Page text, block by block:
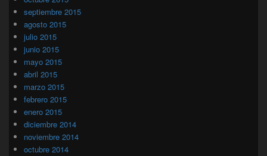
septiembre 2015
agosto 2015
julio 2015
junio 2015
mayo 2015
abril 2015
marzo 2015
febrero 2015
enero 2015
diciembre 2014
noviembre 2014
octubre 2014